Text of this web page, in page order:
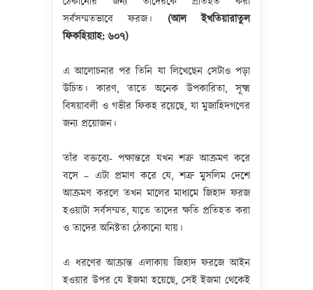
সর্বসম্মতভাবে ফরজ। (আল
ইখতিয়ারাতুল
ফিকহিয়্যাহ:৬০৭)
এ আলোচনার পর তিনি যা লিখেছেন সেটাও পড়া
উচিত। কারণ, তাতে অনেক উপকারিতা, সূক্ষ্ম
বিষয়াবলী ও গভীর ফিকহ রয়েছে, যা মুজাহিদগণের
জন্য প্রয়োজন।
তাঁর বক্তব্যে- পক্ষান্তরে যখন শত্রু আক্রমণ করে
বসে – এটা প্রমাণ করে যে, শত্রু মুসলিম দেশে
আক্রমণ করলে তখন মালের মাধ্যমে জিহাদ ফরজ
হওয়াটা সর্বসম্মত, যাতে তাদের ক্ষতি প্রতিহত করা
ও তাদের অনিষ্টতা ঠেকানো যায়।
এ ধরণের আক্রান্ত এলাকায় জিহাদ ফরজে আইন
হওয়ার উপর যে ইজমা হয়েছে, সেই ইজমা থেকেই